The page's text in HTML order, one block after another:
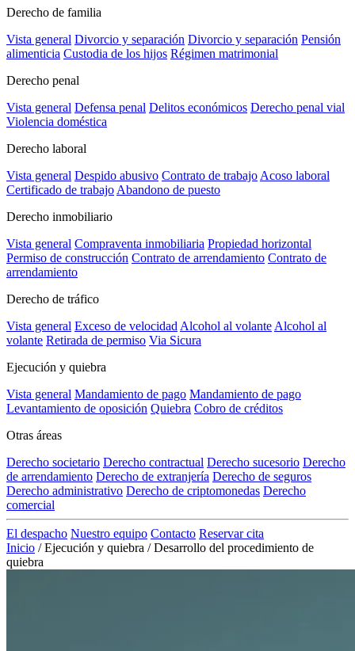
Derecho de familia
Vista general Divorcio y separación Divorcio y separación Pensión
alimenticia Custodia de los hijos Régimen matrimonial
Derecho penal
Vista general Defensa penal Delitos económicos Derecho penal vial
Violencia doméstica
Derecho laboral
Vista general Despido abusivo Contrato de trabajo Acoso laboral
Certificado de trabajo Abandono de puesto
Derecho inmobiliario
Vista general Compraventa inmobiliaria Propiedad horizontal
Permiso de construcción Contrato de arrendamiento Contrato de
arrendamiento
Derecho de tráfico
Vista general Exceso de velocidad Alcohol al volante Alcohol al
volante Retirada de permiso Via Sicura
Ejecución y quiebra
Vista general Mandamiento de pago Mandamiento de pago
Levantamiento de oposición Quiebra Cobro de créditos
Otras áreas
Derecho societario Derecho contractual Derecho sucesorio Derecho
de arrendamiento Derecho de extranjería Derecho de seguros
Derecho administrativo Derecho de criptomonedas Derecho
comercial
El despacho Nuestro equipo Contacto Reservar cita
Inicio / Ejecución y quiebra / Desarrollo del procedimiento de
quiebra